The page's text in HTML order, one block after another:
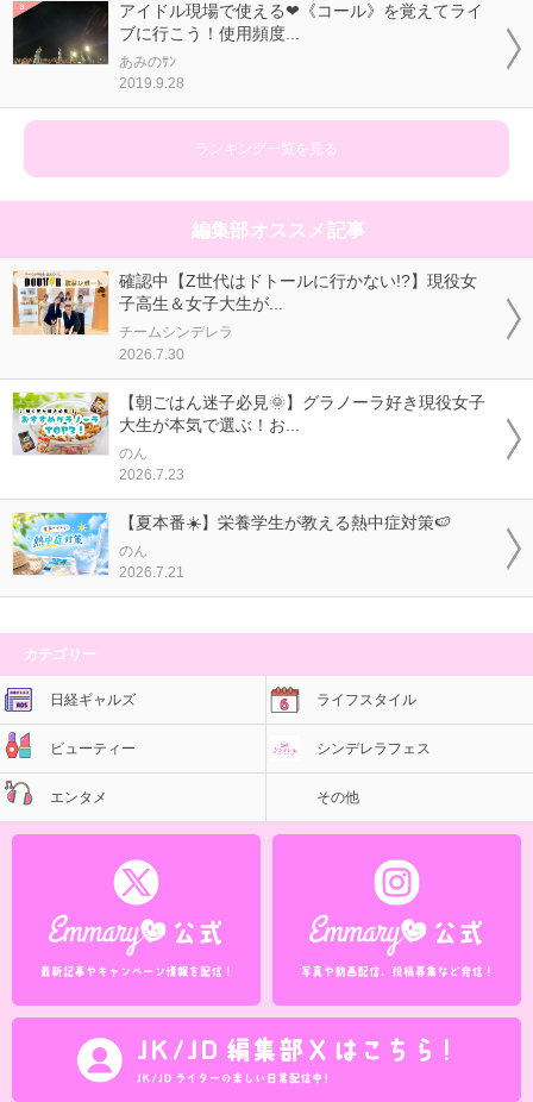
アイドル現場で使える❤《コール》を覚えてライ
ブに行こう！使用頻度...
あみのｻﾝ
2019.9.28
ランキング一覧を見る
編集部オススメ記事
確認中【Z世代はドトールに行かない!?】現役女
子高生＆女子大生が...
チームシンデレラ
2026.7.30
【朝ごはん迷子必見🌞】グラノーラ好き現役女子
大生が本気で選ぶ！お...
のん
2026.7.23
【夏本番☀️】栄養学生が教える熱中症対策🍉
のん
2026.7.21
カテゴリー
日経ギャルズ ライフスタイル
ビューティー シンデレラフェス
エンタメ その他